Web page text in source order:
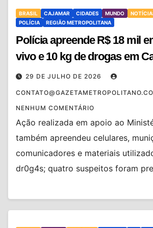
BRASIL CAJAMAR CIDADES MUNDO
POLÍCIA
REGIÃO METROPOLITANA
Polícia apreende R$ 18 mil
vivo e 10 kg de drogas em
29 DE JULHO DE 2026
NENHUM COMENTÁRIO
Ação realizada em apoio ao
também apreendeu celulares,
comunicadores e materiais
dr0g4s; quatro suspeitos foram